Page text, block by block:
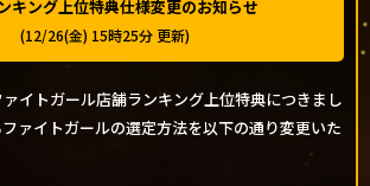
キング上位特典仕様変更のお知らせ
(12/26(金) 15時25分 更新)
イトガール店舗ランキング上位特典につきまし
ァイトガールの選定方法を以下の通り変更いた